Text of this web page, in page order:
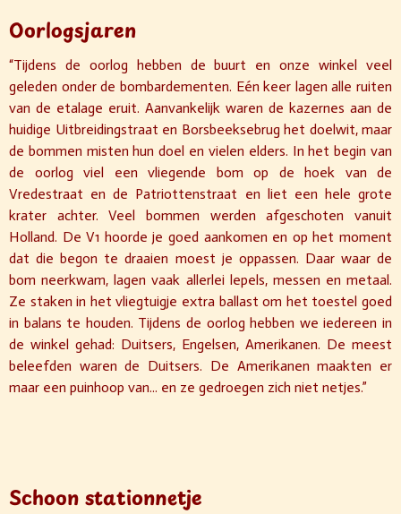
Oorlogsjaren
“Tijdens de oorlog hebben de buurt en onze winkel veel
geleden onder de bombardementen. Eén keer lagen alle ruiten
van de etalage eruit. Aanvankelijk waren de kazernes aan de
huidige Uitbreidingstraat en Borsbeeksebrug het doelwit, maar
de bommen misten hun doel en vielen elders. In het begin van
de oorlog viel een vliegende bom op de hoek van de
Vredestraat en de Patriottenstraat en liet een hele grote
krater achter. Veel bommen werden afgeschoten vanuit
Holland. De V1 hoorde je goed aankomen en op het moment
dat die begon te draaien moest je oppassen. Daar waar de
bom neerkwam, lagen vaak allerlei lepels, messen en metaal.
Ze staken in het vliegtuigje extra ballast om het toestel goed
in balans te houden. Tijdens de oorlog hebben we iedereen in
de winkel gehad: Duitsers, Engelsen, Amerikanen. De meest
beleefden waren de Duitsers. De Amerikanen maakten er
maar een puinhoop van... en ze gedroegen zich niet netjes.”
Schoon stationnetje